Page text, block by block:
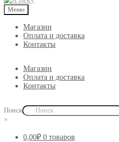
Меню
Магазин
Оплата и доставка
Контакты
Магазин
Оплата и доставка
Контакты
Поиск
×
0,00₽ 0 товаров